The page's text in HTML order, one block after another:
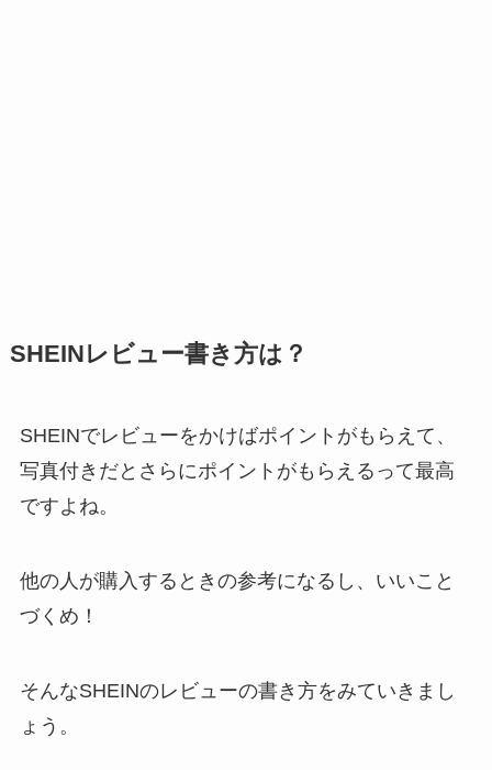
SHEINレビュー書き方は？
SHEINでレビューをかけばポイントがもらえて、
写真付きだとさらにポイントがもらえるって最高
ですよね。
他の人が購入するときの参考になるし、いいこと
づくめ！
そんなSHEINのレビューの書き方をみていきまし
ょう。